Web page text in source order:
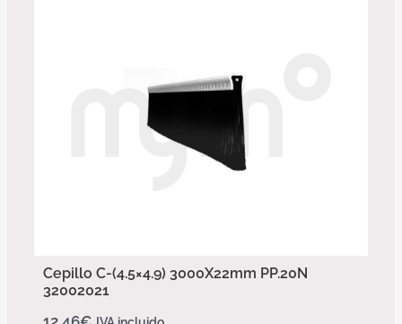
Cepillo C-(4.5×4.9) 3000X22mm PP.20N
32002021